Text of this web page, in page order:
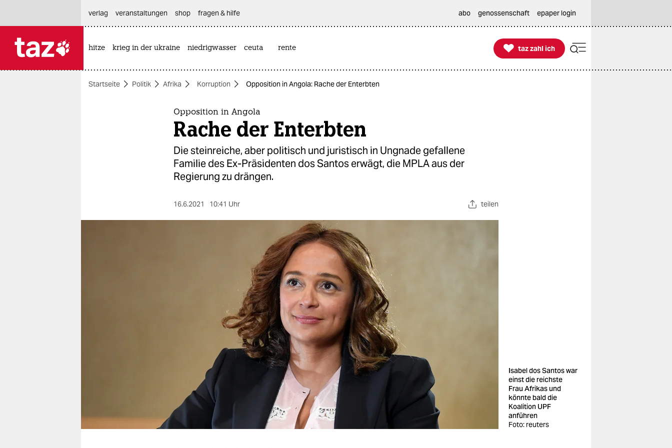
themen
genossenschaft
verlag
veranstaltungen shop fragen & hilfe abo genossenschaft epaper login
hitze krieg in der ukraine niedrigwasser ceuta rente 
taz zahl ich
taz zahl ich
Startseite Politik Afrika Korruption Opposition in Angola: Rache der Enterbten
Opposition in Angola
Rache der Enterbten
Die steinreiche, aber politisch und juristisch in Ungnade gefallene
Familie des Ex-Präsidenten dos Santos erwägt, die MPLA aus der
Regierung zu drängen.
16.6.2021 10:41 Uhr teilen
Isabel dos Santos war
einst die reichste
Frau Afrikas und
könnte bald die
Koalition UPF
anführen
Foto: reuters